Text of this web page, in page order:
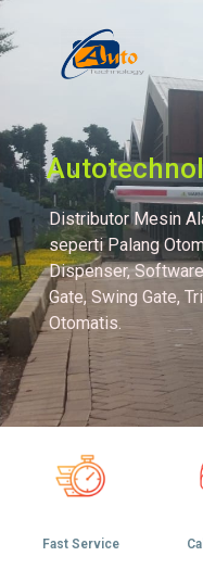
Distributor Mesin
seperti Palang
Dispenser,
Gate, Swing Gate,
Otomatis.
Fast Service